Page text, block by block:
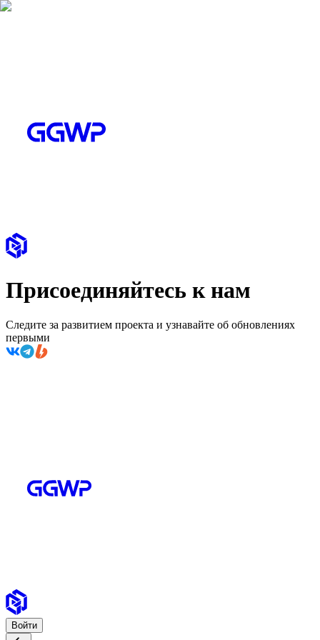
Присоединяйтесь к нам
Следите за развитием проекта и узнавайте об обновлениях
первыми
Войти